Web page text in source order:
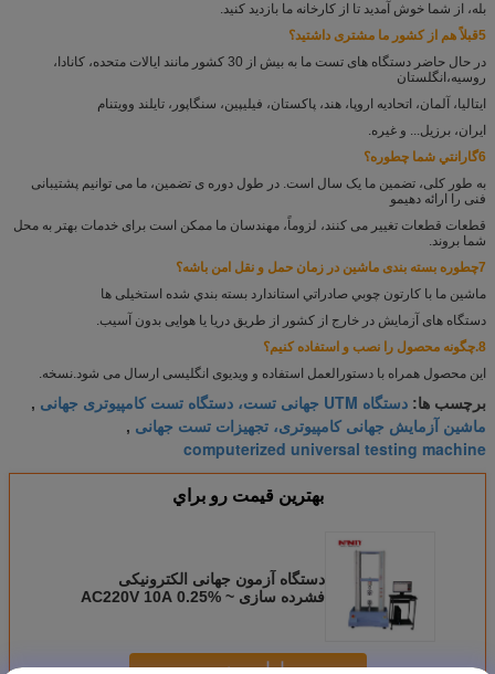
بله، از شما خوش آمدید تا از کارخانه ما بازدید کنید.
5قبلاً هم از کشور ما مشتری داشتید؟
در حال حاضر دستگاه های تست ما به بیش از 30 کشور مانند ایالات متحده، کانادا،
روسیه، انگلستان
ایتالیا، آلمان، اتحادیه اروپا، هند، پاکستان، فیلیپین، سنگاپور، تایلند وویتنام
ایران، برزیل... و غیره.
6گارانتي شما چطوره؟
به طور کلی، تضمین ما یک سال است. در طول دوره ی تضمین، ما می توانیم پشتیبانی
فنی را ارائه دهیمو
قطعات قطعات تغییر می کنند، لزوماً، مهندسان ما ممکن است برای خدمات بهتر به محل
شما بروند.
7چطوره بسته بندی ماشین در زمان حمل و نقل امن باشه؟
ماشين ما با کارتون چوبي صادراتي استاندارد بسته بندي شده استخیلی ها
دستگاه های آزمایش در خارج از کشور از طریق دریا یا هوایی بدون آسیب.
8. چگونه محصول را نصب و استفاده کنیم؟
این محصول همراه با دستورالعمل استفاده و ویدیوی انگلیسی ارسال می شود.نسخه.
برچسب ها: دستگاه UTM جهانی تست، دستگاه تست کامپیوتری جهانی ,
ماشین آزمایش جهانی کامپیوتری، تجهیزات تست جهانی ,
computerized universal testing machine
بهترين قيمت رو براي
دستگاه آزمون جهانی الکترونیکی
فشرده سازی AC220V 10A 0.25% ~
ادامه هید